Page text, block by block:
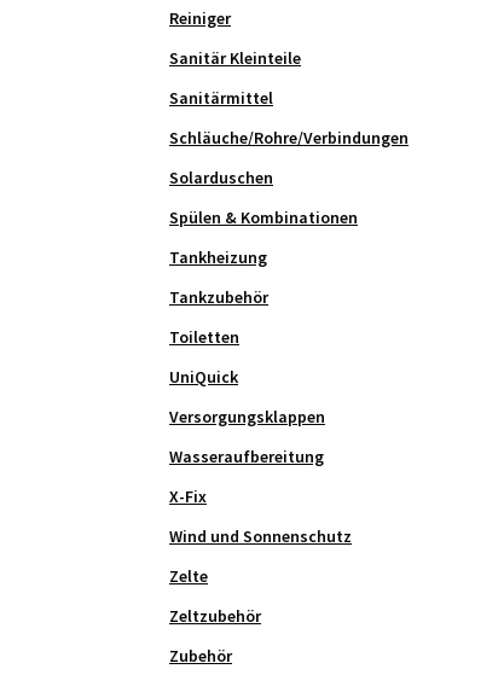
Reiniger
Sanitär Kleinteile
Sanitärmittel
Schläuche/Rohre/Verbindungen
Solarduschen
Spülen & Kombinationen
Tankheizung
Tankzubehör
Toiletten
UniQuick
Versorgungsklappen
Wasseraufbereitung
X-Fix
Wind und Sonnenschutz
Zelte
Zeltzubehör
Zubehör